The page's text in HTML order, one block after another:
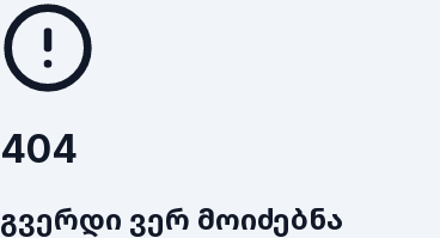
404
გვერდი ვერ მოიძებნა